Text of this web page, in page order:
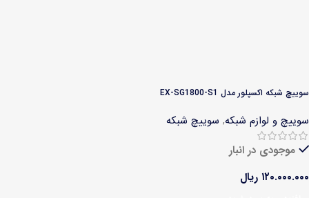
سوییچ شبکه اکسپلور مدل EX-SG1800-S1
سوییچ و لوازم شبکه, سوییچ شبکه
موجودی در انبار
۱۲۰.۰۰۰.۰۰۰ ریال